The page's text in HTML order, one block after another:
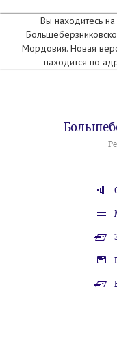
Вы находитесь
Мордовия. Новая
находится по